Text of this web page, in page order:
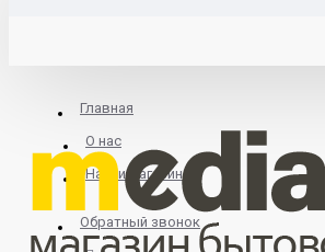
Главная
О нас
Найти магазин
Обратный звонок